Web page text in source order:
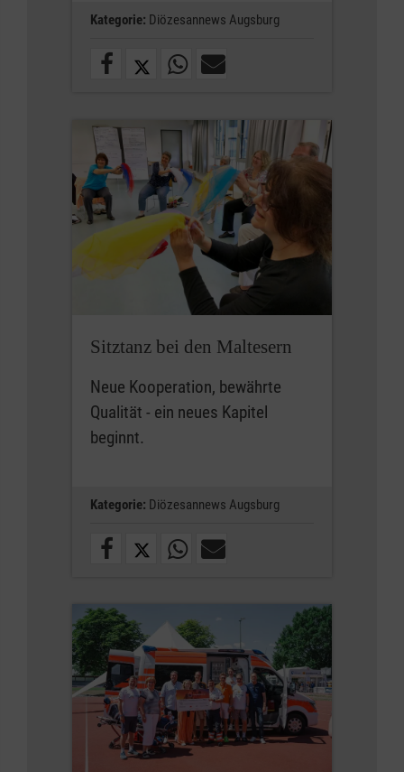
Kategorie: Diözesannews Augsburg
Sitztanz bei den Maltesern
Neue Kooperation, bewährte
Qualität - ein neues Kapitel
beginnt.
Kategorie: Diözesannews Augsburg